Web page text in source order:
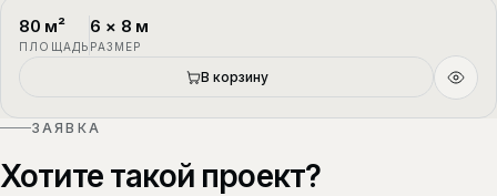
П-4
80 м²
ПЛОЩАДЬ
6 × 8 м
РАЗМЕР
В корзину
ЗАЯВКА
Хотите такой проект?